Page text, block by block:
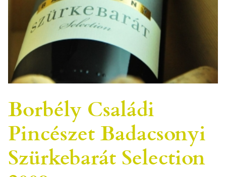
Borbély Családi
Pincészet Badacsonyi
Szürkebarát Selection